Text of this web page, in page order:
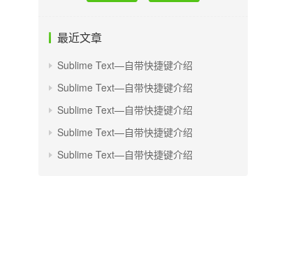
最近文章
Sublime Text—自带快捷键介绍
Sublime Text—自带快捷键介绍
Sublime Text—自带快捷键介绍
Sublime Text—自带快捷键介绍
Sublime Text—自带快捷键介绍